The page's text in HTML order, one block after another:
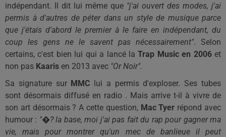
indépendant. Il dit lui même que "j'ai ouvert des modes, j'ai
permis à d'autres de péter dans un style de musique parce
que j'étais d'abord le premier à le faire en indépendant, du
coup les gens ne le savent pas nécessairement". Selon
certains, c'est bien lui qui a lancé la Trap Music en 2006et
non pas Kaaris en 2013 avec "Or Noir".
Sa signature sur MMC lui a permis d'exploser. Ses tubes
sont désormais diffusé en radio . Mais arrive t-il à vivre de
son art désormais ? A cette question, Mac Tyer répond avec
humour : "�? la base, moi j'ai pas fait du rap pour gagner ma
vie, mais pour montrer qu'un mec de banlieue il peut